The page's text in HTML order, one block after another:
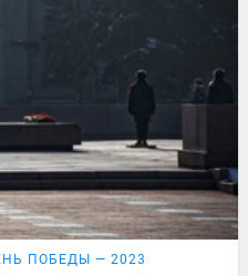
ПОБЕДЫ — 2023